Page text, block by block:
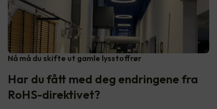
Nå må du skifte ut gamle lysstoffrør
Har du fått med deg endringene fra
RoHS-direktivet?